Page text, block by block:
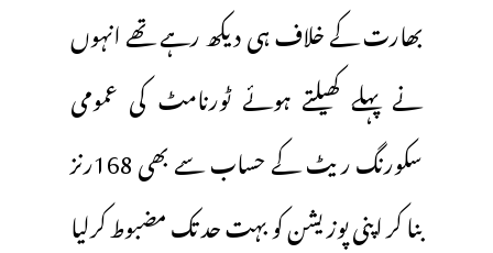
بھارت کے خلاف ہی دیکھ رہے تھے انہوں
نے پہلے کھیلتے ہوئے ٹورنامٹ کی عمومی
سکورنگ ریٹ کے حساب سے بھی 168رنز
بنا کر اپنی پوزیشن کو بہت حد تک مضبوط کرلیا